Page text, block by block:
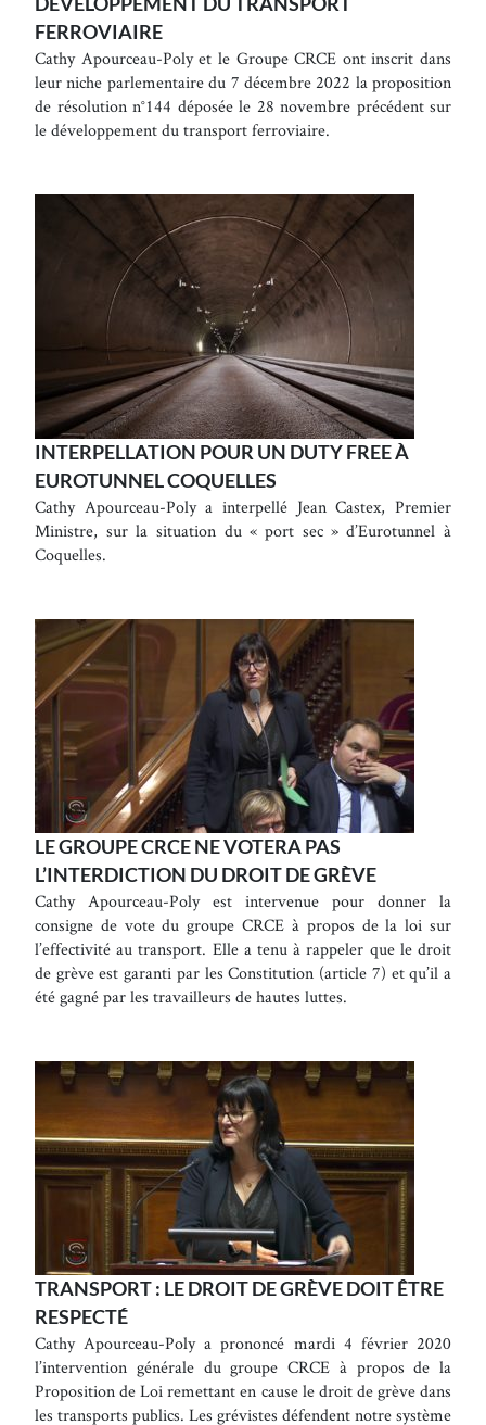
FERROVIAIRE
Cathy Apourceau-Poly et le Groupe CRCE ont inscrit dans
leur niche parlementaire du 7 décembre 2022 la proposition
de résolution n°144 déposée le 28 novembre précédent sur
le développement du transport ferroviaire.
INTERPELLATION POUR UN DUTY FREE À
EUROTUNNEL COQUELLES
Cathy Apourceau-Poly a interpellé Jean Castex, Premier
Ministre, sur la situation du « port sec » d’Eurotunnel à
Coquelles.
LE GROUPE CRCE NE VOTERA PAS
L’INTERDICTION DU DROIT DE GRÈVE
Cathy Apourceau-Poly est intervenue pour donner la
consigne de vote du groupe CRCE à propos de la loi sur
l’effectivité au transport. Elle a tenu à rappeler que le droit
de grève est garanti par les Constitution (article 7) et qu’il a
été gagné par les travailleurs de hautes luttes.
TRANSPORT : LE DROIT DE GRÈVE DOIT ÊTRE
RESPECTÉ
Cathy Apourceau-Poly a prononcé mardi 4 février 2020
l’intervention générale du groupe CRCE à propos de la
Proposition de Loi remettant en cause le droit de grève dans
les transports publics. Les grévistes défendent notre système